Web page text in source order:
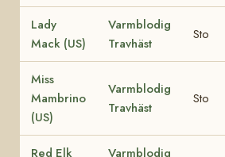
Lady
Mack (US)
Varmblodig
Travhäst
Sto
Miss
Mambrino
(US)
Varmblodig
Travhäst
Sto
Red Elk
Varmblodig